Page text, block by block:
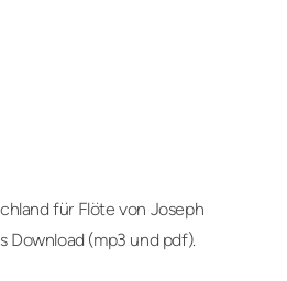
für Flöte von Joseph
Download (mp3 und pdf).